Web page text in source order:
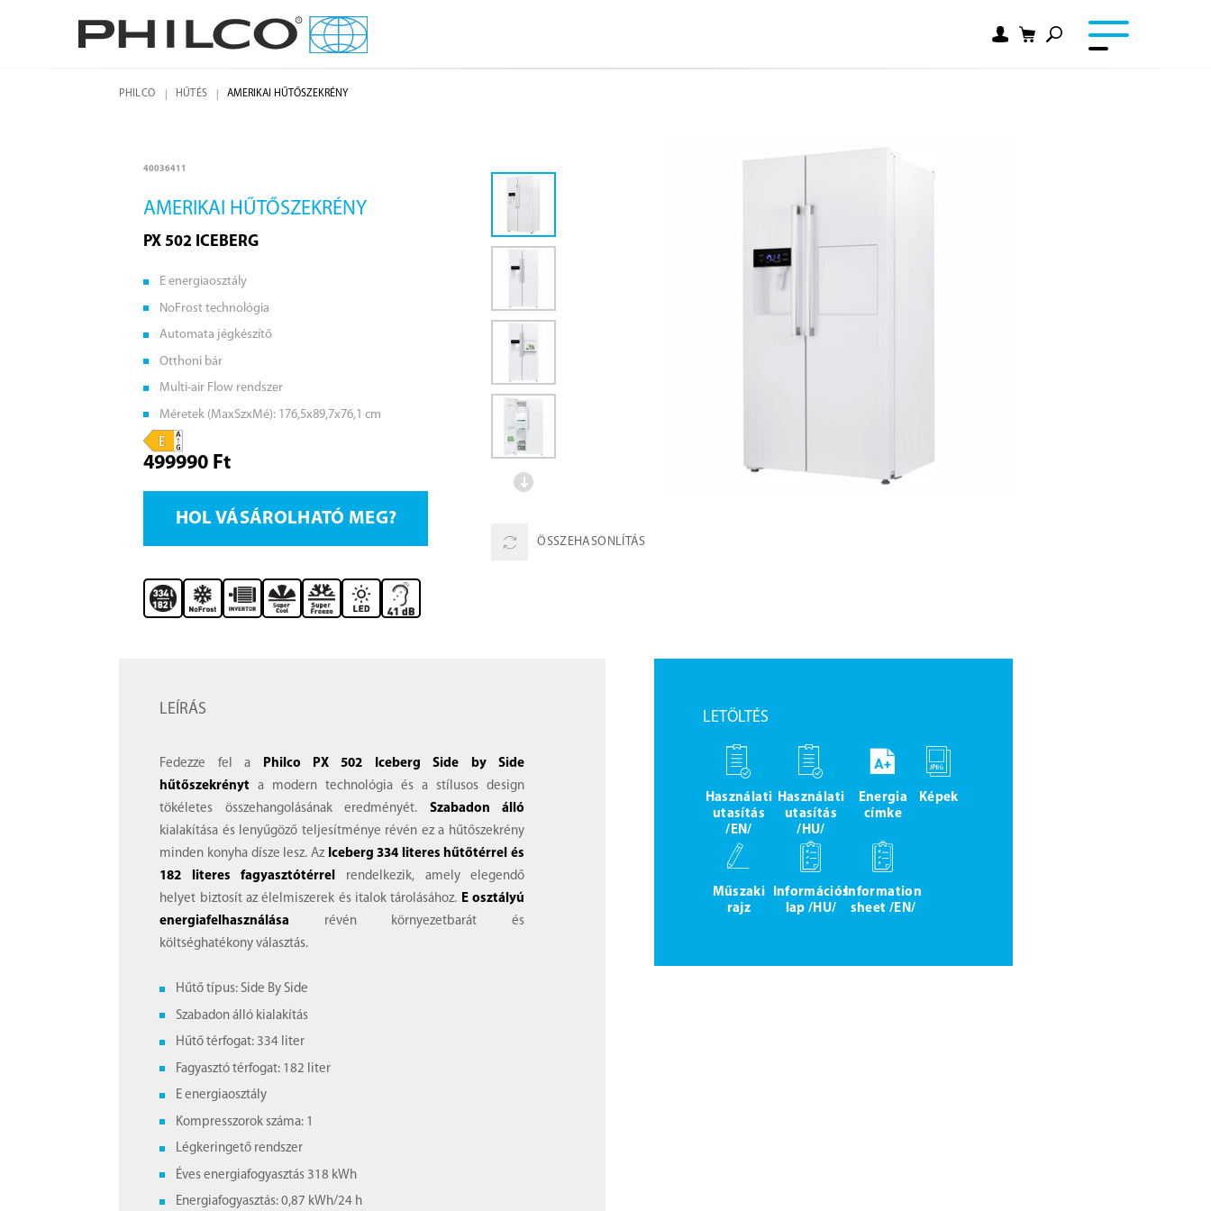
PHILCO HŰTÉS AMERIKAI HŰTŐSZEKRÉNY
40036411
AMERIKAI HŰTŐSZEKRÉNY
PX 502 ICEBERG
E energiaosztály
NoFrost technológia
Automata jégkészítő
Otthoni bár
Multi-air Flow rendszer
Méretek (MaxSzxMé): 176,5x89,7x76,1 cm
499990 Ft
HOL VÁSÁROLHATÓ MEG?
ÖSSZEHASONLÍTÁS
LEÍRÁS
Fedezze fel a Philco PX 502 Iceberg Side by Side
hűtőszekrényta modern technológia és a stílusos design
tökéletes összehangolásának eredményét. Szabadon álló
kialakítása és lenyűgöző teljesítménye révén ez a hűtőszekrény
minden konyha dísze lesz. Az Iceberg 334 literes hűtőtérrel és
182 literes fagyasztótérrel rendelkezik, amely elegendő
helyet biztosít az élelmiszerek és italok tárolásához. E osztályú
energiafelhasználása révén környezetbarát és
költséghatékony választás.
Hűtő típus: Side By Side
Szabadon álló kialakítás
Hűtő térfogat: 334 liter
Fagyasztó térfogat: 182 liter
E energiaosztály
Kompresszorok száma: 1
Légkeringető rendszer
Éves energiafogyasztás 318 kWh
Energiafogyasztás: 0,87 kWh/24 h
LETÖLTÉS
Használati
utasítás
/EN/
Használati
utasítás
/HU/
Energia
címke
Képek
Műszaki
rajz
Információs
lap /HU/
Information
sheet /EN/